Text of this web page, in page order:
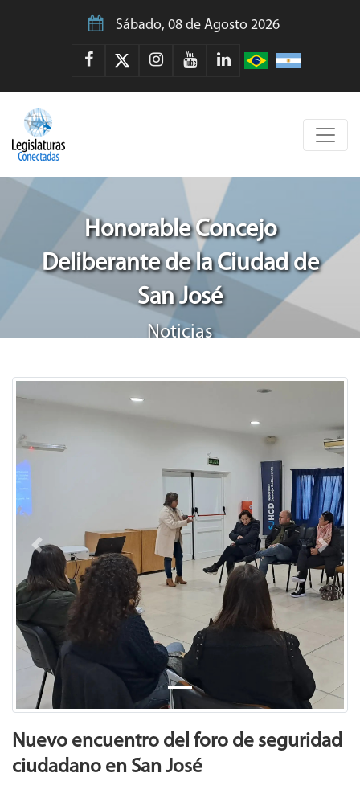
Sábado, 08 de Agosto 2026
Honorable Concejo
Deliberante de la Ciudad de
San José
Noticias
Previous Next
Nuevo encuentro del foro de seguridad
ciudadano en San José